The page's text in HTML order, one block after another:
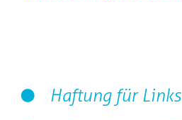
Haftung für Links